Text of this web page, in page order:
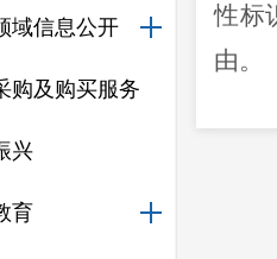
域信息公开
购及购买服务
兴
育
性标
由。